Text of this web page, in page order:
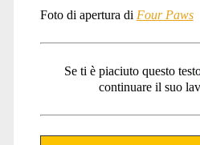
Foto di apertura di Four Paws
Se ti è piaciuto questo
continuare il suo